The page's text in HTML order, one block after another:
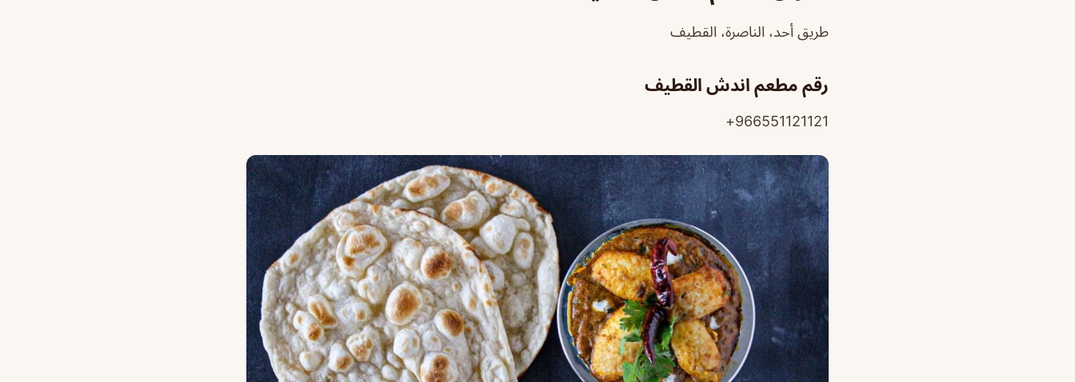
طريق أحد، الناصرة، القطيف
رقم مطعم اندش القطيف
966551121121+